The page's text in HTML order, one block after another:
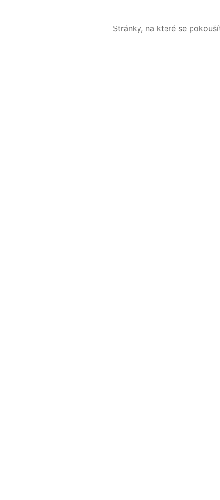
Stránky, na které se